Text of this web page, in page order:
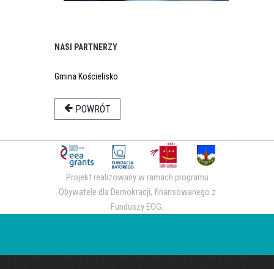
NASI PARTNERZY
Gmina Kościelisko
POWRÓT
Projekt realizowany w ramach programu
Obywatele dla Demokracji, finansowanego z
Funduszy EOG.